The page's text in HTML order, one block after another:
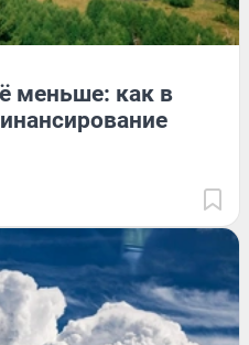
меньше: как в